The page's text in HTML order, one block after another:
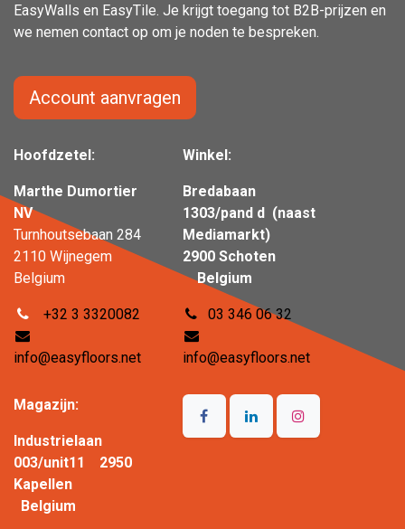
EasyWalls en EasyTile. Je krijgt toegang tot B2B-prijzen en
we nemen contact op om je noden te bespreken.
Hoofdzetel:
Marthe Dumortier
NV
Turnhoutsebaan 284
2110 Wijnegem
Belgium
+32 3 3320082
info@easyfloors.net
Winkel:
Bredabaan
1303/pand d (naast
Mediamarkt)
2900 Schoten
Belgium
03 346 06 32
info@easyfloors.net
Magazijn:
Industrielaan
003/unit11 2950
Kapellen
Belgium
Account aanvragen